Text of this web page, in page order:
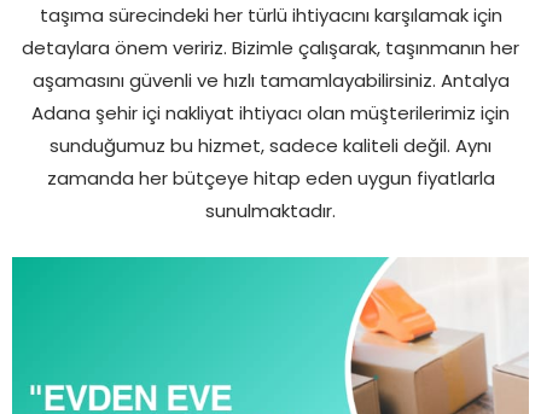
taşıma sürecindeki her türlü ihtiyacını karşılamak için
detaylara önem veririz. Bizimle çalışarak, taşınmanın her
aşamasını güvenli ve hızlı tamamlayabilirsiniz. Antalya
Adana şehir içi nakliyat ihtiyacı olan müşterilerimiz için
sunduğumuz bu hizmet, sadece kaliteli değil. Aynı
zamanda her bütçeye hitap eden uygun fiyatlarla
sunulmaktadır.